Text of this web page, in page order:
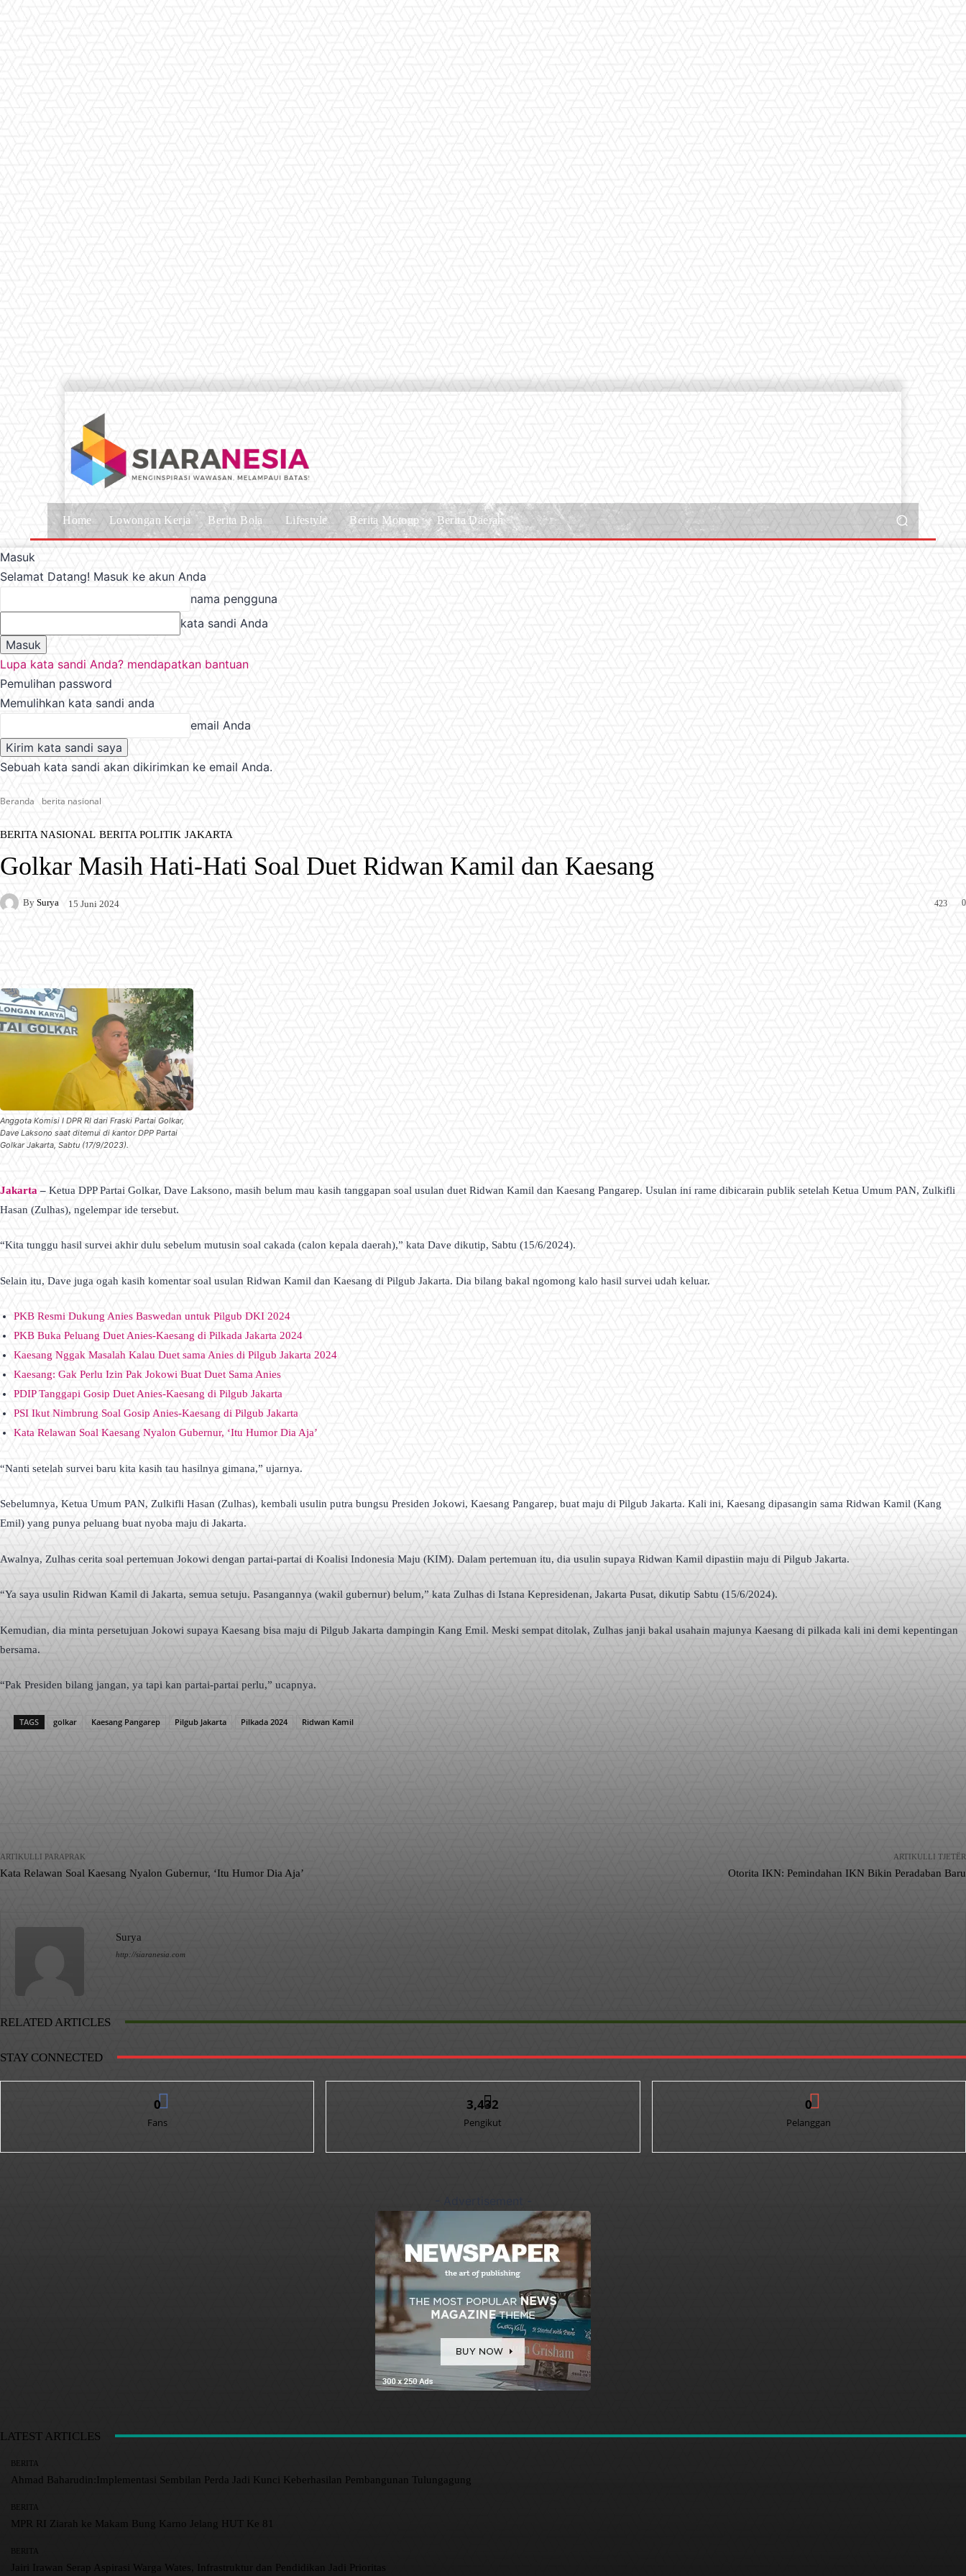
Home Lowongan Kerja Berita Bola Lifestyle Berita Motogp Berita Daerah
Masuk
Selamat Datang! Masuk ke akun Anda
nama pengguna
kata sandi Anda
Lupa kata sandi Anda? mendapatkan bantuan
Pemulihan password
Memulihkan kata sandi anda
email Anda
Sebuah kata sandi akan dikirimkan ke email Anda.
Beranda berita nasional
BERITA NASIONAL BERITA POLITIK JAKARTA
Golkar Masih Hati-Hati Soal Duet Ridwan Kamil dan Kaesang
By Surya 15 Juni 2024 0
423
Anggota Komisi I DPR RI dari Fraski Partai Golkar,
Dave Laksono saat ditemui di kantor DPP Partai
Golkar Jakarta, Sabtu (17/9/2023).
Jakarta – Ketua DPP Partai Golkar, Dave Laksono, masih belum mau kasih tanggapan soal usulan duet Ridwan Kamil dan Kaesang Pangarep. Usulan ini rame dibicarain publik setelah Ketua Umum PAN, Zulkifli
Hasan (Zulhas), ngelempar ide tersebut.
“Kita tunggu hasil survei akhir dulu sebelum mutusin soal cakada (calon kepala daerah),” kata Dave dikutip, Sabtu (15/6/2024).
Selain itu, Dave juga ogah kasih komentar soal usulan Ridwan Kamil dan Kaesang di Pilgub Jakarta. Dia bilang bakal ngomong kalo hasil survei udah keluar.
PKB Resmi Dukung Anies Baswedan untuk Pilgub DKI 2024
PKB Buka Peluang Duet Anies-Kaesang di Pilkada Jakarta 2024
Kaesang Nggak Masalah Kalau Duet sama Anies di Pilgub Jakarta 2024
Kaesang: Gak Perlu Izin Pak Jokowi Buat Duet Sama Anies
PDIP Tanggapi Gosip Duet Anies-Kaesang di Pilgub Jakarta
PSI Ikut Nimbrung Soal Gosip Anies-Kaesang di Pilgub Jakarta
Kata Relawan Soal Kaesang Nyalon Gubernur, ‘Itu Humor Dia Aja’
“Nanti setelah survei baru kita kasih tau hasilnya gimana,” ujarnya.
Sebelumnya, Ketua Umum PAN, Zulkifli Hasan (Zulhas), kembali usulin putra bungsu Presiden Jokowi, Kaesang Pangarep, buat maju di Pilgub Jakarta. Kali ini, Kaesang dipasangin sama Ridwan Kamil (Kang
Emil) yang punya peluang buat nyoba maju di Jakarta.
Awalnya, Zulhas cerita soal pertemuan Jokowi dengan partai-partai di Koalisi Indonesia Maju (KIM). Dalam pertemuan itu, dia usulin supaya Ridwan Kamil dipastiin maju di Pilgub Jakarta.
“Ya saya usulin Ridwan Kamil di Jakarta, semua setuju. Pasangannya (wakil gubernur) belum,” kata Zulhas di Istana Kepresidenan, Jakarta Pusat, dikutip Sabtu (15/6/2024).
Kemudian, dia minta persetujuan Jokowi supaya Kaesang bisa maju di Pilgub Jakarta dampingin Kang Emil. Meski sempat ditolak, Zulhas janji bakal usahain majunya Kaesang di pilkada kali ini demi kepentingan
bersama.
“Pak Presiden bilang jangan, ya tapi kan partai-partai perlu,” ucapnya.
TAGS golkar Kaesang Pangarep Pilgub Jakarta Pilkada 2024 Ridwan Kamil
ARTIKULLI PARAPRAK
Kata Relawan Soal Kaesang Nyalon Gubernur, ‘Itu Humor Dia Aja’
ARTIKULLI TJETËR
Otorita IKN: Pemindahan IKN Bikin Peradaban Baru
Surya
http://siaranesia.com
RELATED ARTICLES
STAY CONNECTED
0
Fans
3,432
Pengikut
0
Pelanggan
LATEST ARTICLES
BERITA
Ahmad Baharudin:Implementasi Sembilan Perda Jadi Kunci Keberhasilan Pembangunan Tulungagung
BERITA
MPR RI Ziarah ke Makam Bung Karno Jelang HUT Ke 81
BERITA
Jairi Irawan Serap Aspirasi Warga Wates, Infrastruktur dan Pendidikan Jadi Prioritas